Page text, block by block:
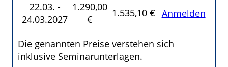
22.03. -
24.03.2027
1.290,00
€
1.535,10 € Anmelden
Die genannten Preise verstehen sich
inklusive Seminarunterlagen.